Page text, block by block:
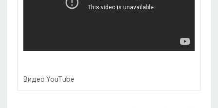
Видео YouTube